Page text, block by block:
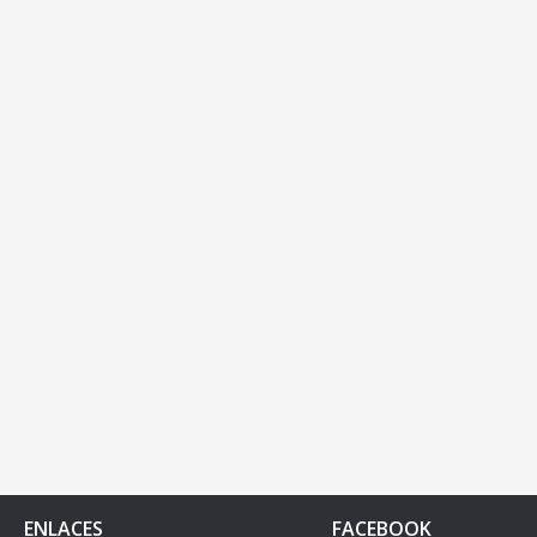
ENLACES FACEBOOK